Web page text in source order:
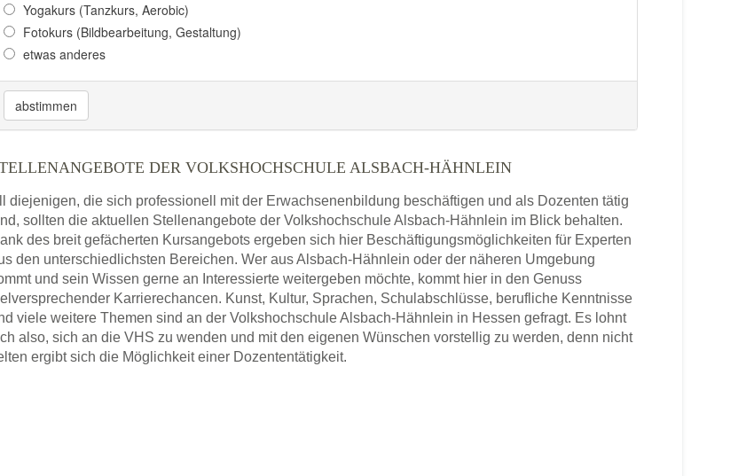
Yogakurs (Tanzkurs, Aerobic)
Fotokurs (Bildbearbeitung, Gestaltung)
etwas anderes
abstimmen
DER VOLKSHOCHSCHULE ALSBACH-HÄHNLEIN
diejenigen, die sich professionell mit der Erwachsenenbildung beschäftigen und als Dozenten tätig
sollten die aktuellen Stellenangebote der Volkshochschule Alsbach-Hähnlein im Blick behalten.
des breit gefächerten Kursangebots ergeben sich hier Beschäftigungsmöglichkeiten für Experten
den unterschiedlichsten Bereichen. Wer aus Alsbach-Hähnlein oder der näheren Umgebung
und sein Wissen gerne an Interessierte weitergeben möchte, kommt hier in den Genuss
Karrierechancen. Kunst, Kultur, Sprachen, Schulabschlüsse, berufliche Kenntnisse
viele weitere Themen sind an der Volkshochschule Alsbach-Hähnlein in Hessen gefragt. Es lohnt
also, sich an die VHS zu wenden und mit den eigenen Wünschen vorstellig zu werden, denn nicht
ergibt sich die Möglichkeit einer Dozententätigkeit.